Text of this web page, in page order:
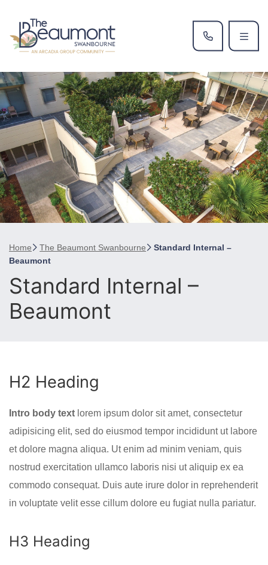
Home The Beaumont Swanbourne
Standard Internal –
Beaumont
Standard Internal –
Beaumont
H2 Heading
Intro body text lorem ipsum dolor sit amet, consectetur
adipisicing elit, sed do eiusmod tempor incididunt ut labore
et dolore magna aliqua. Ut enim ad minim veniam, quis
nostrud exercitation ullamco laboris nisi ut aliquip ex ea
commodo consequat. Duis aute irure dolor in reprehenderit
in voluptate velit esse cillum dolore eu fugiat nulla pariatur.
H3 Heading